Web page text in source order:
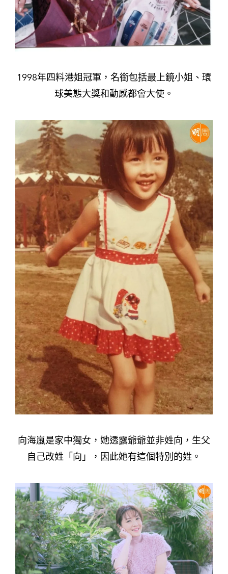
1998年四料港姐冠軍，名銜包括最上鏡小姐、環
球美態大獎和動感都會大使。
向海嵐是家中獨女，她透露爺爺並非姓向，生父
自己改姓「向」，因此她有這個特別的姓。